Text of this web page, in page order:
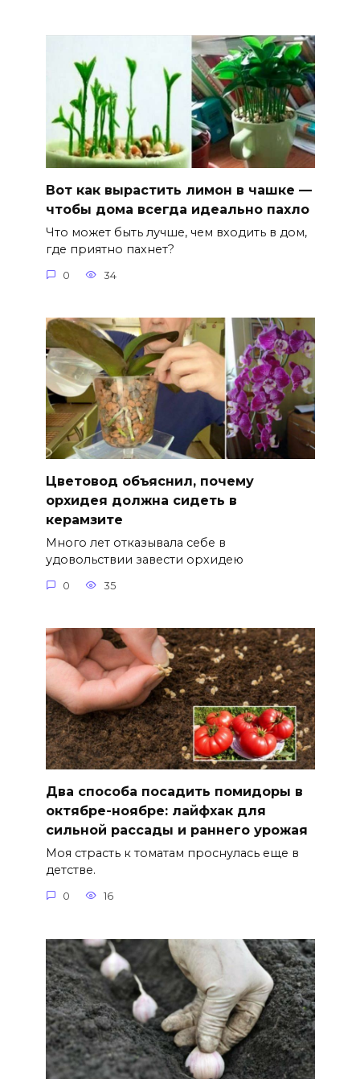
Вот как вырастить лимон в чашке —
чтобы дома всегда идеально пахло
Что может быть лучше, чем входить в дом,
где приятно пахнет?
0 34
Цветовод объяснил, почему
орхидея должна сидеть в
керамзите
Много лет отказывала себе в
удовольствии завести орхидею
0 35
Два способа посадить помидоры в
октябре-ноябре: лайфхак для
сильной рассады и раннего урожая
Моя страсть к томатам проснулась еще в
детстве.
0 16